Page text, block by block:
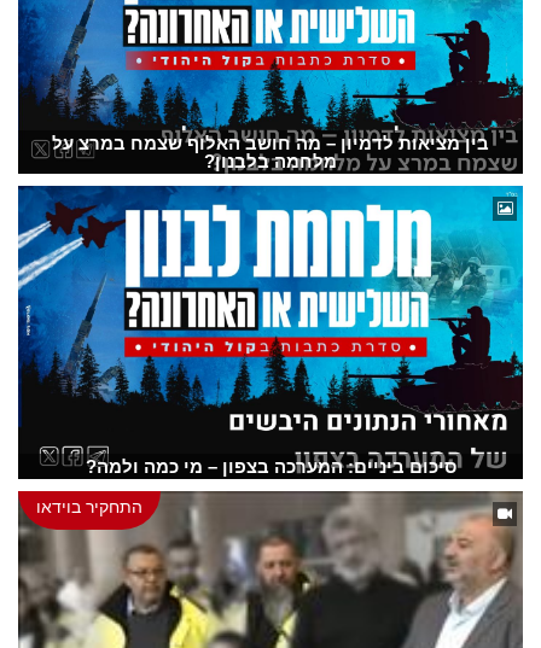
בין מציאות לדמיון – מה חושב האלוף שצמח במרצ על
מלחמה בלבנון?
סיכום ביניים: המערכה בצפון – מי כמה ולמה?
התחקיר בוידאו